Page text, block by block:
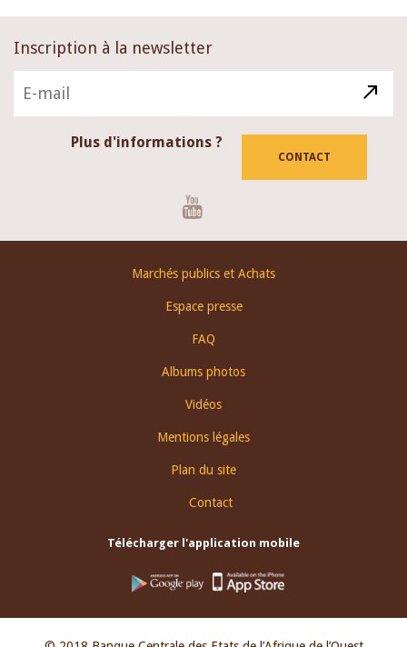
Inscription à la newsletter
Plus d'informations ?
CONTACT
Marchés publics et Achats
Espace presse
FAQ
Albums photos
Vidéos
Mentions légales
Plan du site
Contact
Télécharger l'application mobile